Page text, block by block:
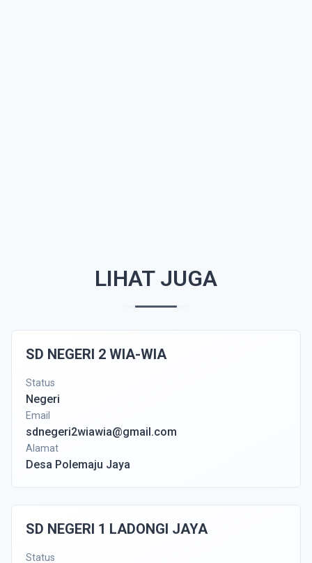
LIHAT JUGA
SD NEGERI 2 WIA-WIA
Status
Negeri
Email
sdnegeri2wiawia@gmail.com
Alamat
Desa Polemaju Jaya
SD NEGERI 1 LADONGI JAYA
Status